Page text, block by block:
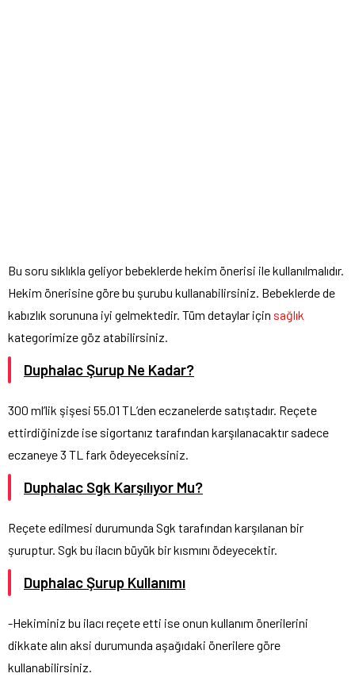
Bu soru sıklıkla geliyor bebeklerde hekim önerisi ile kullanılmalıdır.
Hekim önerisine göre bu şurubu kullanabilirsiniz. Bebeklerde de
kabızlık sorununa iyi gelmektedir. Tüm detaylar için sağlık
kategorimize göz atabilirsiniz.
Duphalac Şurup Ne Kadar?
300 ml’lik şişesi 55.01 TL’den eczanelerde satıştadır. Reçete
ettirdiğinizde ise sigortanız tarafından karşılanacaktır sadece
eczaneye 3 TL fark ödeyeceksiniz.
Duphalac Sgk Karşılıyor Mu?
Reçete edilmesi durumunda Sgk tarafından karşılanan bir
şuruptur. Sgk bu ilacın büyük bir kısmını ödeyecektir.
Duphalac Şurup Kullanımı
-Hekiminiz bu ilacı reçete etti ise onun kullanım önerilerini
dikkate alın aksi durumunda aşağıdaki önerilere göre
kullanabilirsiniz.